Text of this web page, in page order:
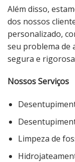
Além disso,
dos nossos
personalizado,
seu problema de
segura e
Nossos Serviços
Limpeza de